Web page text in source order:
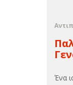
Ένα